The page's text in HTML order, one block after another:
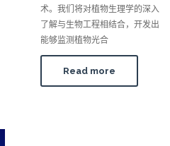
术。我们将对植物生理学的深入
了解与生物工程相结合，开发出
能够监测植物光合
Read more